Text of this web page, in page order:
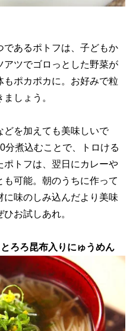
であるポトフは、子どもか
アツでゴロっとした野菜が
ポカポカに。お好みで粒
しょう。
どを加えても美味しいで
分煮込むことで、トロける
ポトフは、翌日にカレー
可能。朝のうちに作って
味のしみ込んだより美味
お試しあれ。
ろろ昆布入りにゅうめん